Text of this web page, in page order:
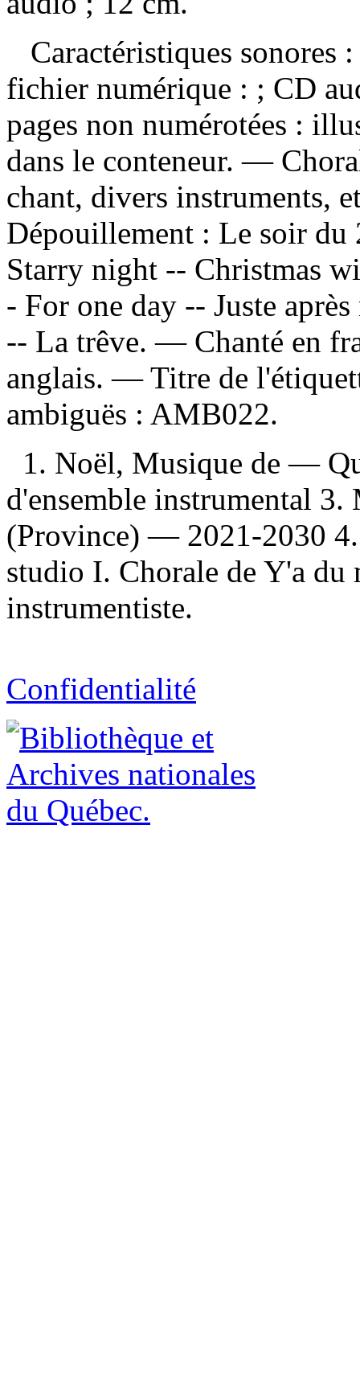
Caractéristiques sonores
fichier numérique : ; CD
pages non numérotées :
dans le conteneur. —
chant, divers instruments,
Dépouillement : Le soir du
Starry night -- Christmas
- For one day -- Juste
-- La trêve. — Chanté en
anglais. — Titre de
ambiguës : AMB022.
1. Noël, Musique de —
d'ensemble instrumental
(Province) — 2021-2030 4.
studio I. Chorale de Y'a du
instrumentiste.
Confidentialité